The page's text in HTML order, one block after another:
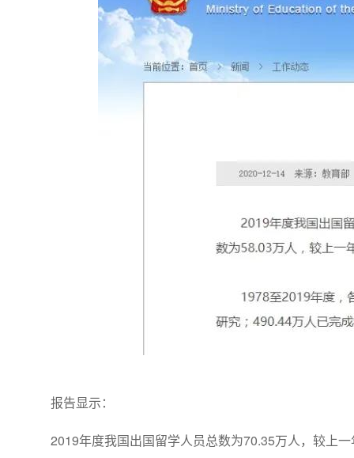
报告显示：
2019年度我国出国留学人员总数为70.35万人，较上